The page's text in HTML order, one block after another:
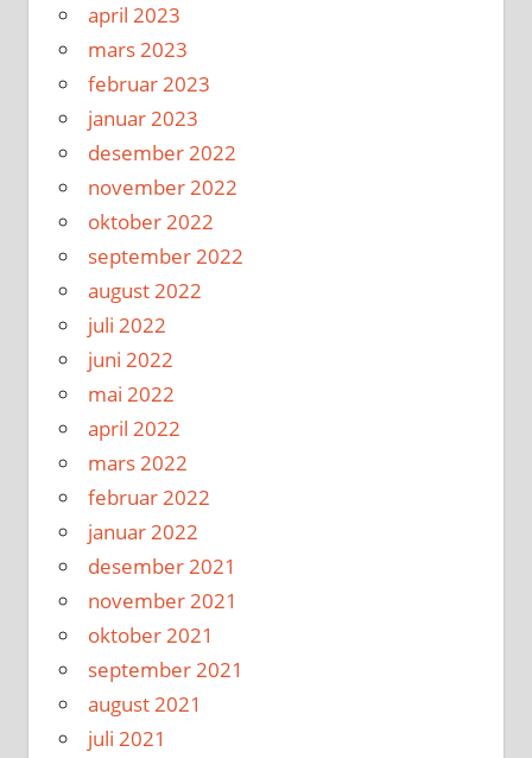
april 2023
mars 2023
februar 2023
januar 2023
desember 2022
november 2022
oktober 2022
september 2022
august 2022
juli 2022
juni 2022
mai 2022
april 2022
mars 2022
februar 2022
januar 2022
desember 2021
november 2021
oktober 2021
september 2021
august 2021
juli 2021